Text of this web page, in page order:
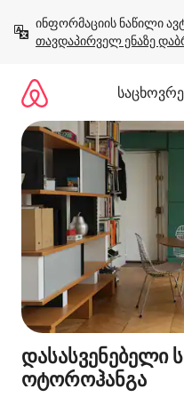
გადასვლა
თავდაპირველ ენაზე
დასასვენებელი
ოტოროჰანგა